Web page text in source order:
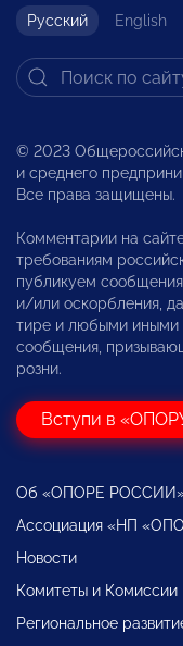
Русский English
© 2023
и среднего
Все права защищены.
Комментарии на
требованиям
публикуем
и/или оскорбления,
тире и любыми иными
сообщения,
розни.
Вступи в
Об «ОПОРЕ
Ассоциация «НП
Новости
Комитеты и Комиссии
Региональное